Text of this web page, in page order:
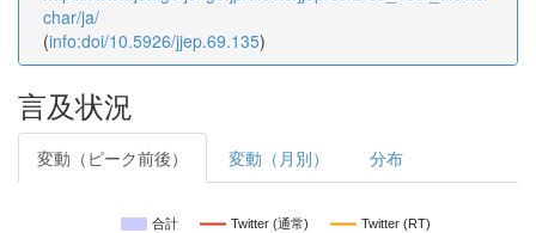
char/ja/
(info:doi/10.5926/jjep.69.135)
言及状況
変動（ピーク前後） 変動（月別） 分布
合計 Twitter (通常) Twitter (RT)